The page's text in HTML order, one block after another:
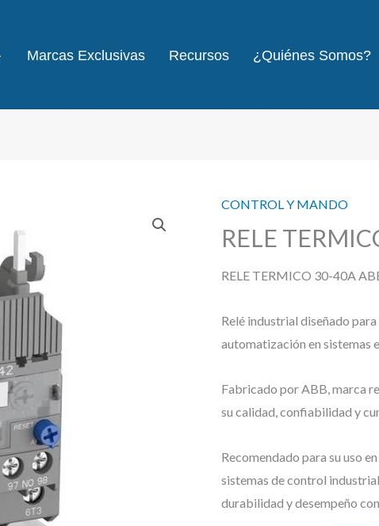
Marcas Exclusivas Recursos ¿Quiénes Somos?
CONTROL Y MANDO
RELE
RELE TERMICO 30-40A
Relé industrial diseñado
automatización en sistemas
Fabricado por ABB, marca
su calidad, confiabilidad y
Recomendado para su uso
sistemas de control
durabilidad y desempeño